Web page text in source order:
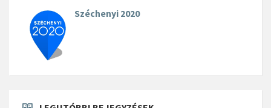
Széchenyi 2020